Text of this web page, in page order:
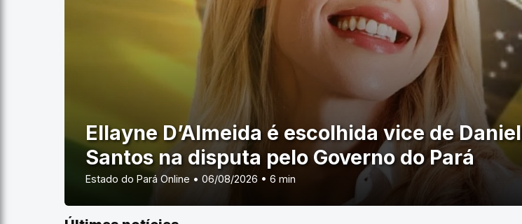
Ellayne D’Almeida é escolhida vice de Daniel
Santos na disputa pelo Governo do Pará
Estado do Pará Online • 06/08/2026 • 6 min